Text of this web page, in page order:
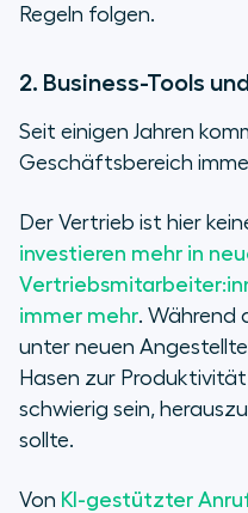
Regeln folgen.
2. Business-Tools
Seit einigen Jahren
Geschäftsbereich
Der Vertrieb ist hier
investieren mehr in
immer mehr. Während
unter neuen
Hasen zur
schwierig sein,
sollte.
Von KI-gestützter